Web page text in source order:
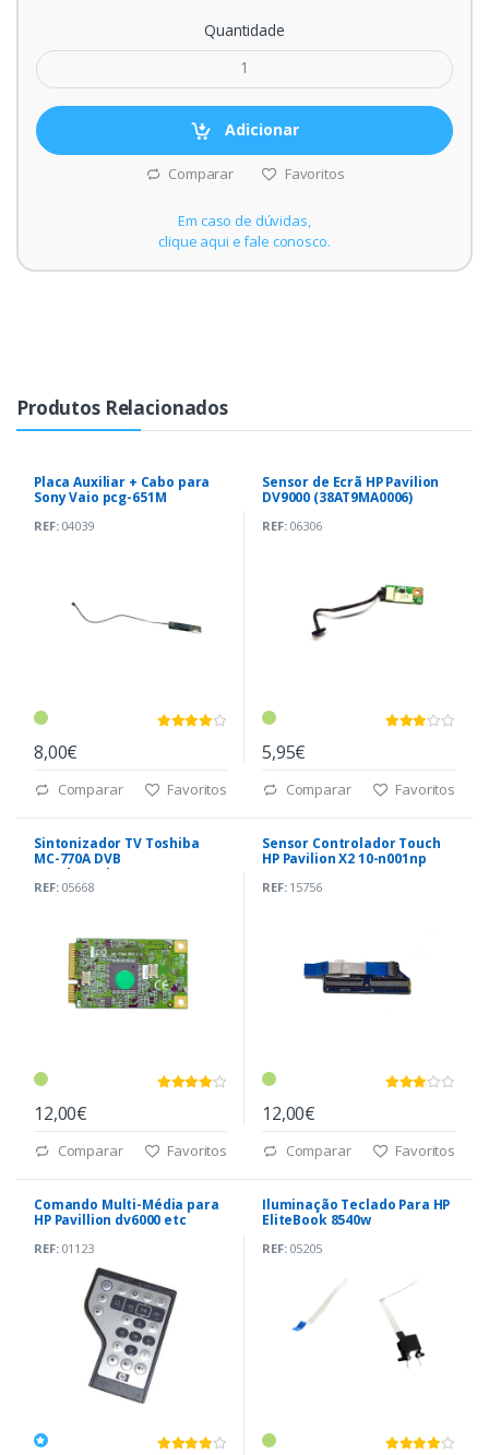
Quantidade
Adicionar
Comparar Favoritos
Em caso de dúvidas,
clique aqui e fale conosco.
Produtos Relacionados
Placa Auxiliar + Cabo para
Sony Vaio pcg-651M
REF:04039
8,00€
Comparar Favoritos
Sensor de Ecrã HP Pavilion
DV9000 (38AT9MA0006)
REF:06306
5,95€
Comparar Favoritos
Sintonizador TV Toshiba
MC-770A DVB
A500|A600|P750 (SPK-
PK310001A10)
REF:05668
12,00€
Comparar Favoritos
Sensor Controlador Touch
HP Pavilion X2 10-n001np
REF:15756
12,00€
Comparar Favoritos
Comando Multi-Média para
HP Pavillion dv6000 etc
REF:01123
Iluminação Teclado Para HP
EliteBook 8540w
REF:05205